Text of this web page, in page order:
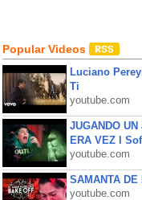
Popular Videos
Luciano
Ti
youtube.com
JUGANDO UN
ERA VEZ l
youtube.com
SAMANTA
youtube.com